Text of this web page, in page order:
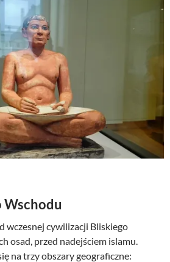
wczesnej cywilizacji Bliskiego
osad, przed nadejściem islamu.
na trzy obszary geograficzne: